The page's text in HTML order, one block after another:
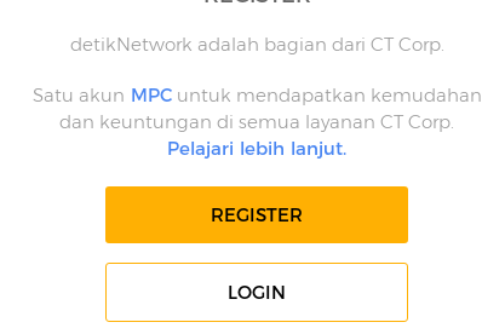
detikNetwork adalah bagian dari CT Corp.
Satu akun MPCuntuk mendapatkan kemudahan
dan keuntungan di semua layanan CT Corp.
Pelajari lebih lanjut.
REGISTER
LOGIN